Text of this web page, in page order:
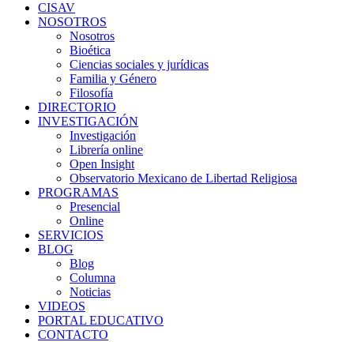
CISAV
NOSOTROS
Nosotros
Bioética
Ciencias sociales y jurídicas
Familia y Género
Filosofía
DIRECTORIO
INVESTIGACIÓN
Investigación
Librería online
Open Insight
Observatorio Mexicano de Libertad Religiosa
PROGRAMAS
Presencial
Online
SERVICIOS
BLOG
Blog
Columna
Noticias
VIDEOS
PORTAL EDUCATIVO
CONTACTO